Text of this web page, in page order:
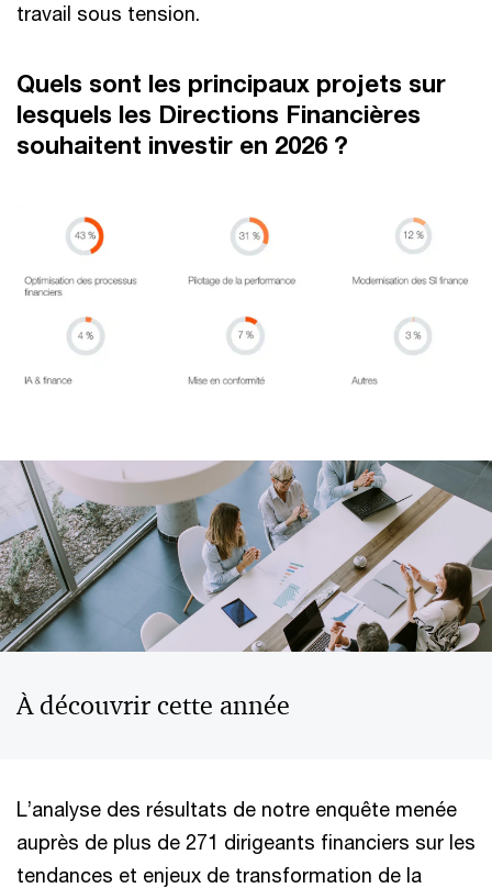
travail sous tension.
Quels sont les principaux projets sur
lesquels les Directions Financières
souhaitent investir en 2026 ?
À découvrir cette année
L’analyse des résultats de notre enquête menée
auprès de plus de 271 dirigeants financiers sur les
tendances et enjeux de transformation de la